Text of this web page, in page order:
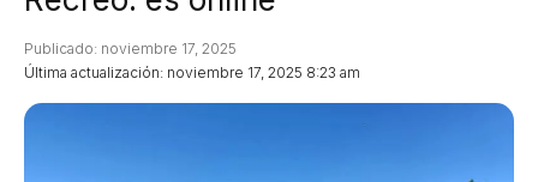
Última actualización: noviembre 17, 2025 8:23 am
Publicado: noviembre 17, 2025